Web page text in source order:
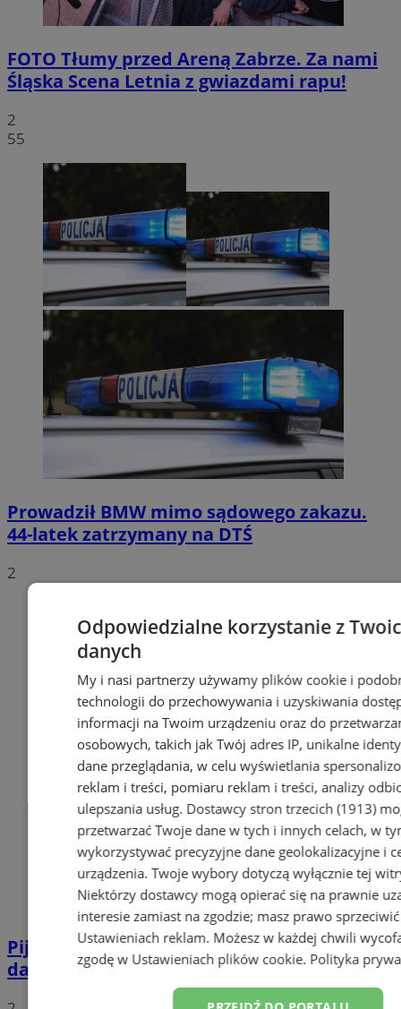
FOTO Tłumy przed Areną Zabrze. Za nami
Śląska Scena Letnia z gwiazdami rapu!
2
55
Prowadził BMW mimo sądowego zakazu.
44-latek zatrzymany na DTŚ
2
Pijana 32-latka z zakazem prowadzenia
dachowała na DK 88 w Zabrzu
Odpowiedzialne korzystanie z
danych
My i nasi partnerzy używamy plików cookie i
technologii do przechowywania i uzyskiwania
informacji na Twoim urządzeniu oraz do
osobowych, takich jak Twój adres IP, unikalne
dane przeglądania, w celu wyświetlania
reklam i treści, pomiaru reklam i treści, analizy
ulepszania usług. Dostawcy stron trzecich (1913)
przetwarzać Twoje dane w tych i innych celach, w
wykorzystywać precyzyjne dane geolokalizacyjne i
urządzenia. Twoje wybory dotyczą wyłącznie tej
Niektórzy dostawcy mogą opierać się na prawnie
interesie zamiast na zgodzie; masz prawo
Ustawieniach reklam. Możesz w każdej chwili
zgodę w Ustawieniach plików cookie. Polityka